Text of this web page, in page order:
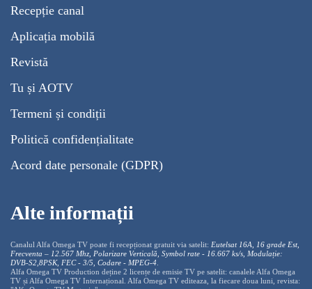
Recepție canal
Aplicația mobilă
Revistă
Tu și AOTV
Termeni și condiții
Politică confidențialitate
Acord date personale (GDPR)
Alte informații
Canalul Alfa Omega TV poate fi recepționat gratuit via satelit: Eutelsat 16A, 16 grade Est,
Frecventa – 12.567 Mhz, Polarizare Verticală, Symbol rate - 16.667 ks/s, Modulație:
DVB-S2,8PSK, FEC - 3/5, Codare - MPEG-4
Alfa Omega TV Production deține 2 licențe de emisie TV pe satelit: canalele Alfa Omega
TV și Alfa Omega TV Internațional. Alfa Omega TV editeaza, la fiecare doua luni, revista: